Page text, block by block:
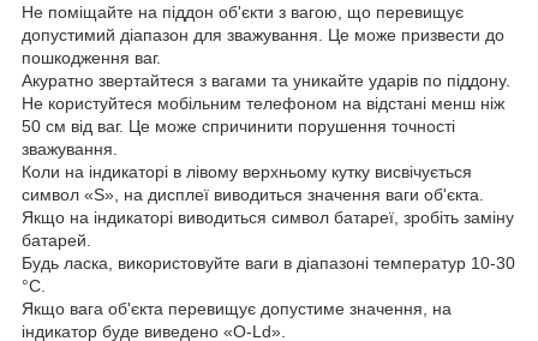
Не поміщайте на піддон об'єкти з вагою, що перевищує
допустимий діапазон для зважування. Це може призвести до
пошкодження ваг.
Акуратно звертайтеся з вагами та уникайте ударів по піддону.
Не користуйтеся мобільним телефоном на відстані менш ніж
50 см від ваг. Це може спричинити порушення точності
зважування.
Коли на індикаторі в лівому верхньому кутку висвічується
символ «S», на дисплеї виводиться значення ваги об'єкта.
Якщо на індикаторі виводиться символ батареї, зробіть заміну
батарей.
Будь ласка, використовуйте ваги в діапазоні температур 10-30
°C.
Якщо вага об'єкта перевищує допустиме значення, на
індикатор буде виведено «O-Ld».